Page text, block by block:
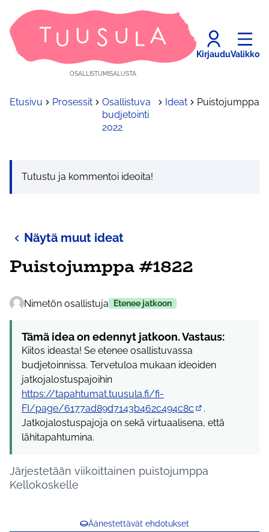
OSALLISTUMISALUSTA
KirjauduValikko
Etusivu Prosessit
Osallistuva
budjetointi
2022
Ideat Puistojumppa
Tutustu ja kommentoi ideoita!
Näytä muut ideat
Puistojumppa #1822
Nimetön osallistuja Etenee jatkoon
Tämä idea on edennyt jatkoon. Vastaus:
Kiitos ideasta! Se etenee osallistuvassa
budjetoinnissa. Tervetuloa mukaan ideoiden
jatkojalostuspajoihin
https://tapahtumat.tuusula.fi/fi-
FI/page/6177ad89d7143b462c494c8c
(Ulkoinen linkki)
.
Jatkojalostuspajoja on sekä virtuaalisena, että
lähitapahtumina.
Järjestetään viikoittainen puistojumppa
Kellokoskelle
Äänestettävät ehdotukset